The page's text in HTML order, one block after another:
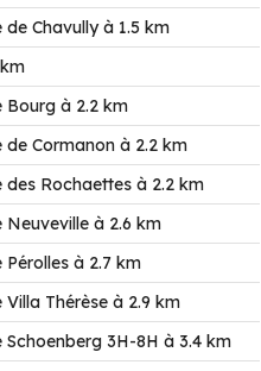
Chavully à 1.5 km
Bourg à 2.2 km
Cormanon à 2.2 km
des Rochaettes à 2.2 km
Neuveville à 2.6 km
à 2.7 km
Thérèse à 2.9 km
3H-8H à 3.4 km